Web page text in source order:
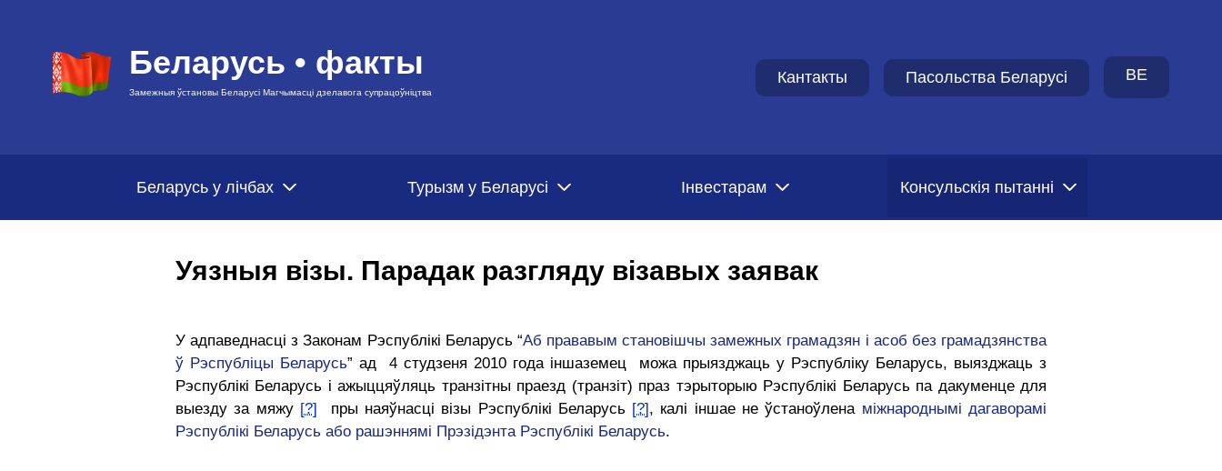
Беларусь • факты
Замежныя ўстановы Беларусі Магчымасці дзелавога супрацоўніцтва
Кантакты Пасольства Беларусi BE
Беларусь у лічбах Турызм у Беларусі Iнвестарам Консульскія пытанні
Уязныя візы. Парадак разгляду візавых заявак
У адпаведнасці з Законам Рэспублікі Беларусь “Аб прававым становішчы замежных грамадзян і асоб без грамадзянства
ў Рэспубліцы Беларусь” ад 4 студзеня 2010 года іншаземец можа прыязджаць у Рэспубліку Беларусь, выязджаць з
Рэспублікі Беларусь і ажыццяўляць транзітны праезд (транзіт) праз тэрыторыю Рэспублікі Беларусь па дакуменце для
выезду за мяжу [?] пры наяўнасці візы Рэспублікі Беларусь [?], калі іншае не ўстаноўлена міжнароднымі дагаворамі
Рэспублікі Беларусь або рашэннямі Прэзідэнта Рэспублікі Беларусь.